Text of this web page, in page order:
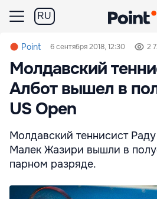
RU
Point 6 сентября 2018, 12:30 2
Молдавский
Албот вышел в
US Open
Молдавский теннисист
Малек Жазири вышли в
парном разряде.